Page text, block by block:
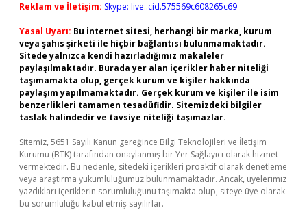
Reklam ve İletişim: Skype: live:.cid.575569c608265c69
Yasal Uyarı: Bu internet sitesi, herhangi bir marka, kurum
veya şahıs şirketi ile hiçbir bağlantısı bulunmamaktadır.
Sitede yalnızca kendi hazırladığımız makaleler
paylaşılmaktadır. Burada yer alan içerikler haber niteliği
taşımamakta olup, gerçek kurum ve kişiler hakkında
paylaşım yapılmamaktadır. Gerçek kurum ve kişiler ile isim
benzerlikleri tamamen tesadüfidir. Sitemizdeki bilgiler
taslak halindedir ve tavsiye niteliği taşımazlar.
Sitemiz, 5651 Sayılı Kanun gereğince Bilgi Teknolojileri ve İletişim
Kurumu (BTK) tarafından onaylanmış bir Yer Sağlayıcı olarak hizmet
vermektedir. Bu nedenle, sitedeki içerikleri proaktif olarak denetleme
veya araştırma yükümlülüğümüz bulunmamaktadır. Ancak, üyelerimiz
yazdıkları içeriklerin sorumluluğunu taşımakta olup, siteye üye olarak
bu sorumluluğu kabul etmiş sayılırlar.